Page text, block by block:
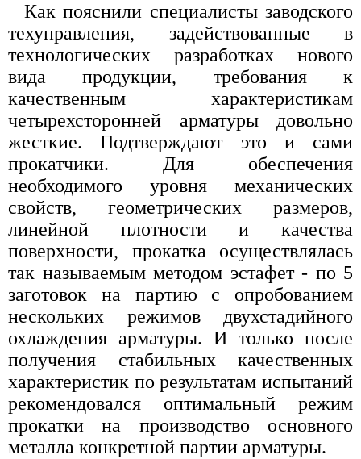
Как пояснили специалисты заводского
техуправления, задействованные в
технологических разработках нового
вида продукции, требования к
качественным характеристикам
четырехсторонней арматуры довольно
жесткие. Подтверждают это и сами
прокатчики. Для обеспечения
необходимого уровня механических
свойств, геометрических размеров,
линейной плотности и качества
поверхности, прокатка осуществлялась
так называемым методом эстафет - по 5
заготовок на партию с опробованием
нескольких режимов двухстадийного
охлаждения арматуры. И только после
получения стабильных качественных
характеристик по результатам испытаний
рекомендовался оптимальный режим
прокатки на производство основного
металла конкретной партии арматуры.